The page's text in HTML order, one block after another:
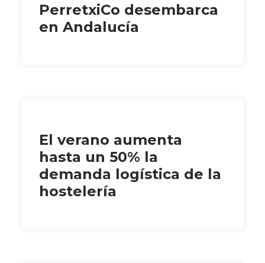
PerretxiCo desembarca
en Andalucía
El verano aumenta
hasta un 50% la
demanda logística de la
hostelería